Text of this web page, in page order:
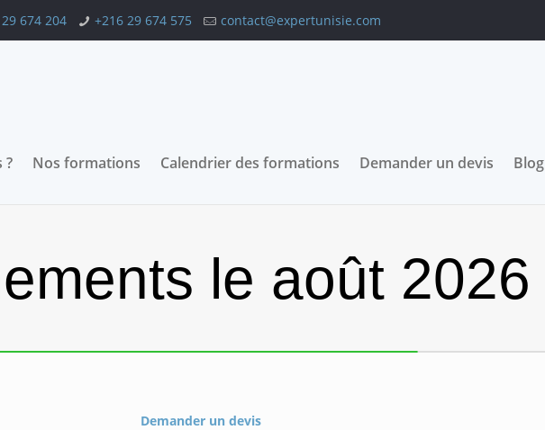
674 204 +216 29 674 575 contact@expertunisie.com
? Nos formations Calendrier des formations Demander un devis Blog
le août 2026
Demander un devis